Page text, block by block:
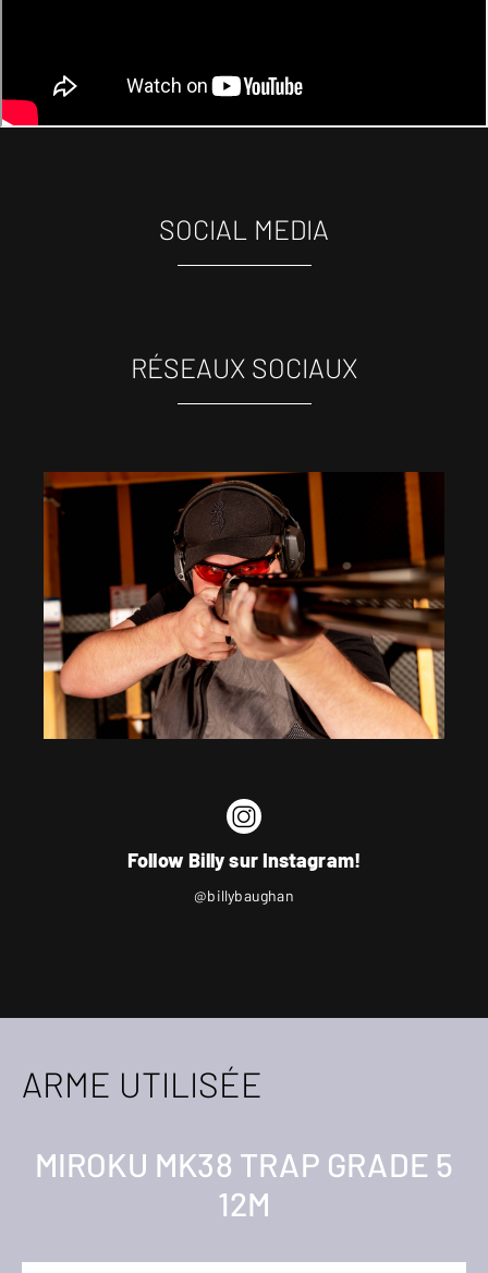
SOCIAL MEDIA
RÉSEAUX SOCIAUX
Follow Billy sur Instagram!
@billybaughan
ARME UTILISÉE
MIROKU MK38 TRAP GRADE 5
12M